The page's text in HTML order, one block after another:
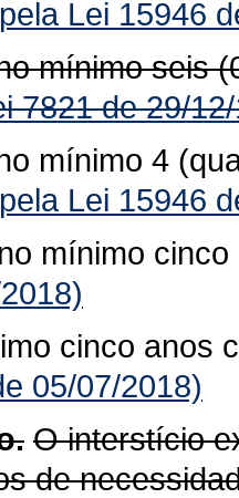
Lei 15946
mínimo seis
7821 de 29/
mínimo 4
Lei 15946
mínimo
cinco anos
05/07/2018)
O interstício
de